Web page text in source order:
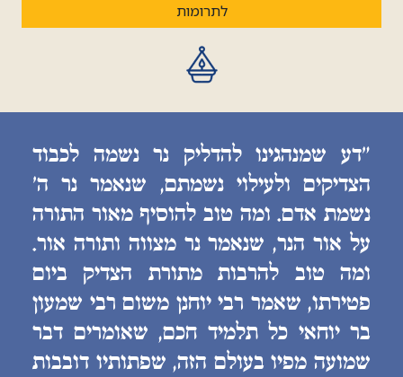
לתרומות
״דע שמנהגינו להדליק נר נשמה לכבוד
הצדיקים ולעילוי נשמתם, שנאמר נר ה׳
נשמת אדם. ומה טוב להוסיף מאור התורה
על אור הנר, שנאמר נר מצווה ותורה אור.
ומה טוב להרבות מתורת הצדיק ביום
פטירתו, שאמר רבי יוחנן משום רבי שמעון
בר יוחאי כל תלמיד חכם, שאומרים דבר
שמועה מפיו בעולם הזה, שפתותיו דובבות